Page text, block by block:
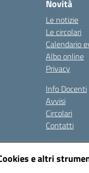
e altri
Novità
Le notizie
Le circolari
Calendario
Albo online
Privacy
Info Docenti
Avvisi
Circolari
Contatti